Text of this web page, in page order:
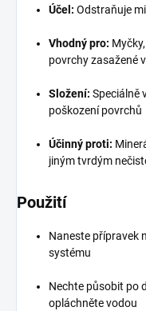
Účel: Odstraňuje
Vhodný pro:
povrchy zasažené
Složení: Speciálně
poškození povrchů
Účinný proti:
jiným tvrdým
Použití
Naneste přípravek
systému
Nechte působit po
opláchněte vodou